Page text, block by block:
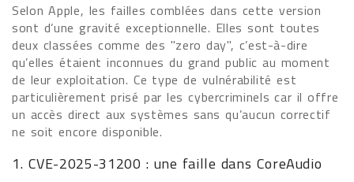
Selon Apple, les failles comblées dans cette version
sont d’une gravité exceptionnelle. Elles sont toutes
deux classées comme des "zero day", c’est-à-dire
qu’elles étaient inconnues du grand public au moment
de leur exploitation. Ce type de vulnérabilité est
particulièrement prisé par les cybercriminels car il offre
un accès direct aux systèmes sans qu’aucun correctif
ne soit encore disponible.
1. CVE-2025-31200 : une faille dans CoreAudio